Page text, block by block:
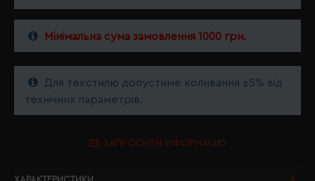
Мінімальна сума замовлення 1000 грн.
Для текстилю допустиме коливання ±5% від
технічних параметрів.
ЗАПРОСИТИ ІНФОРМАЦІЮ